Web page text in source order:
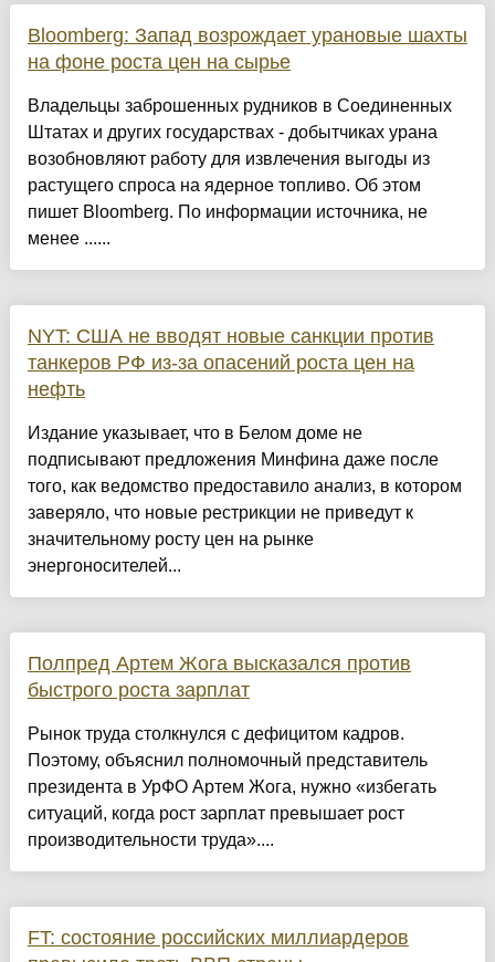
Bloomberg: Запад возрождает урановые шахты
на фоне роста цен на сырье
Владельцы заброшенных рудников в Соединенных
Штатах и других государствах - добытчиках урана
возобновляют работу для извлечения выгоды из
растущего спроса на ядерное топливо. Об этом
пишет Bloomberg. По информации источника, не
менее ......
NYT: США не вводят новые санкции против
танкеров РФ из-за опасений роста цен на
нефть
Издание указывает, что в Белом доме не
подписывают предложения Минфина даже после
того, как ведомство предоставило анализ, в котором
заверяло, что новые рестрикции не приведут к
значительному росту цен на рынке
энергоносителей...
Полпред Артем Жога высказался против
быстрого роста зарплат
Рынок труда столкнулся с дефицитом кадров.
Поэтому, объяснил полномочный представитель
президента в УрФО Артем Жога, нужно «избегать
ситуаций, когда рост зарплат превышает рост
производительности труда»....
FT: состояние российских миллиардеров